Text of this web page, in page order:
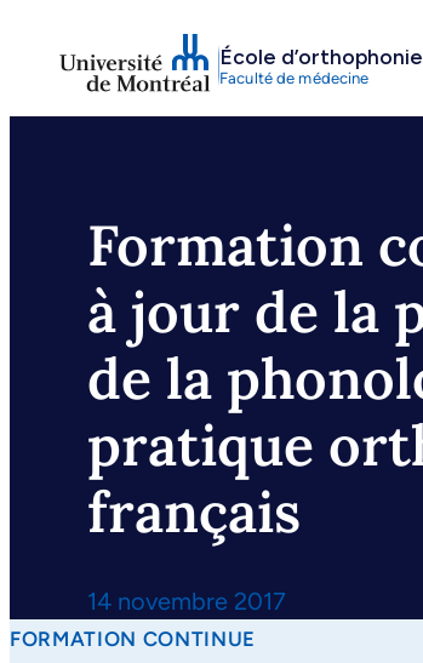
contenu
École
Faculté de médecine
Formation
à jour de la
de la
pratique
français
14 novembre 2017
FORMATION CONTINUE